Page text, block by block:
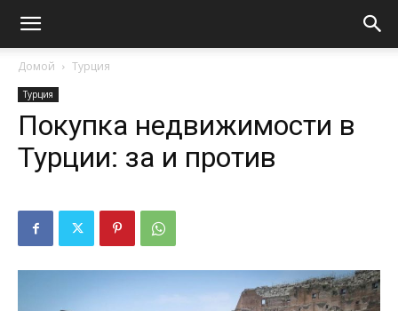
Домой Турция
Турция
Покупка недвижимости в
Турции: за и против